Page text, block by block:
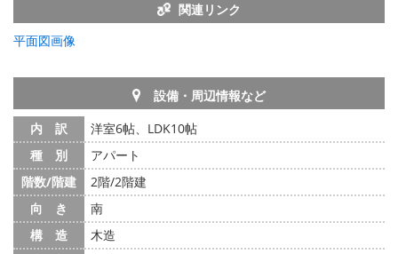
関連リンク
平面図画像
設備・周辺情報など
内 訳
洋室6帖、LDK10帖
種 別
アパート
階数/階建
2階/2階建
向 き
南
構 造
木造